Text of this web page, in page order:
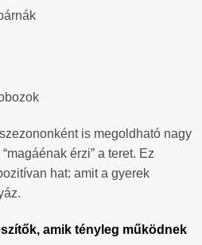
is megoldható nagy
érzi” a teret. Ez
hat: amit a gyerek
amik tényleg működnek